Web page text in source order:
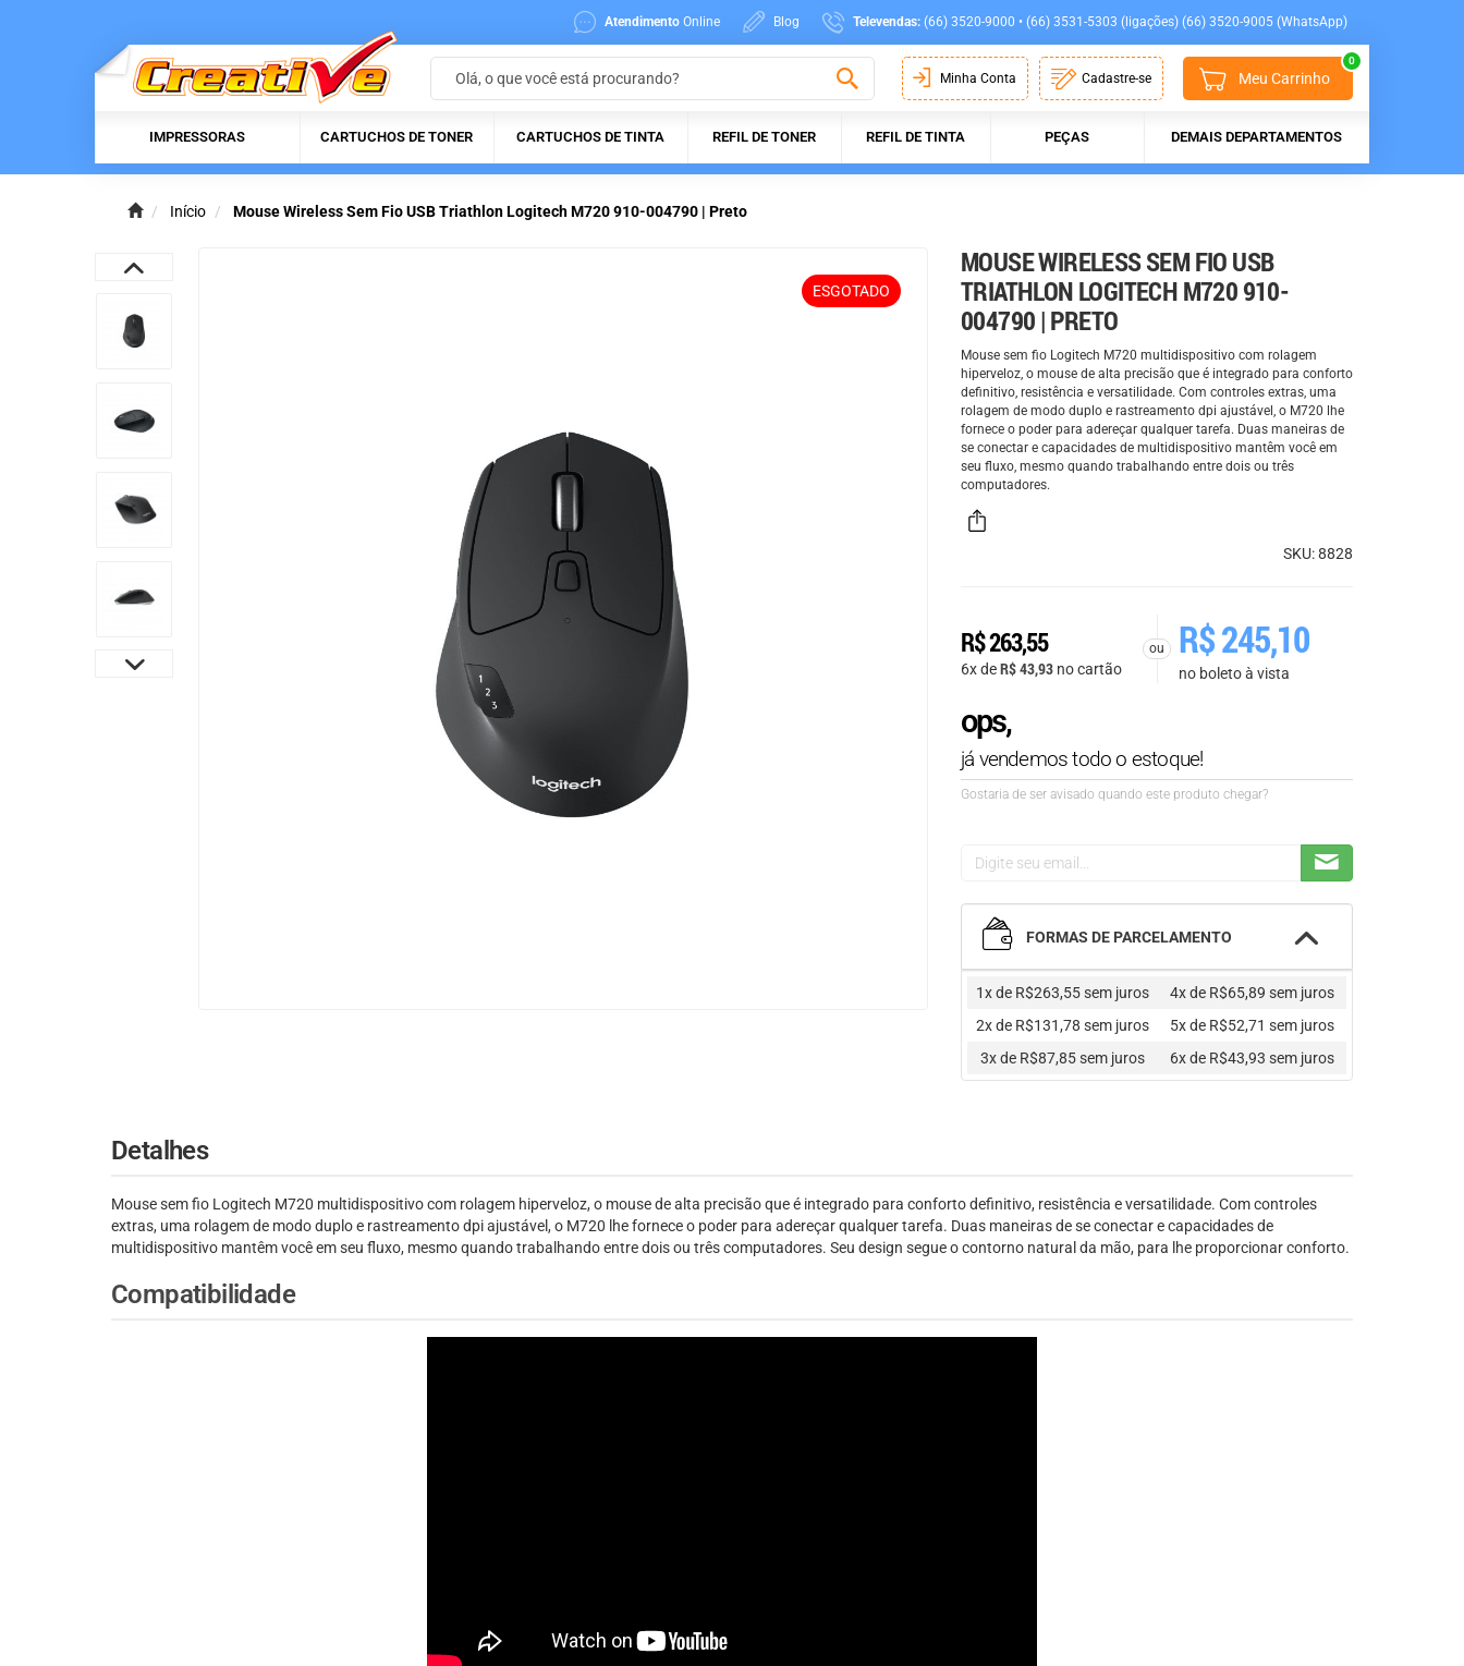
Atendimento Online Blog Televendas: (66) 3520-9000 • (66) 3531-5303 (ligações) (66) 3520-9005 (WhatsApp)
Minha Conta Cadastre-se Meu Carrinho
0
IMPRESSORAS CARTUCHOS DE TONER CARTUCHOS DE TINTA REFIL DE TONER REFIL DE TINTA PEÇAS DEMAIS DEPARTAMENTOS
Início Mouse Wireless Sem Fio USB Triathlon Logitech M720 910-004790 | Preto
ESGOTADO
MOUSE WIRELESS SEM FIO USB
TRIATHLON LOGITECH M720 910-
004790 | PRETO
Mouse sem fio Logitech M720 multidispositivo com rolagem
hiperveloz, o mouse de alta precisão que é integrado para conforto
definitivo, resistência e versatilidade. Com controles extras, uma
rolagem de modo duplo e rastreamento dpi ajustável, o M720 lhe
fornece o poder para adereçar qualquer tarefa. Duas maneiras de
se conectar e capacidades de multidispositivo mantêm você em
seu fluxo, mesmo quando trabalhando entre dois ou três
computadores.
SKU: 8828
R$263,55
6x deR$43,93 no cartão
ou R$245,10
no boleto à vista
ops,
já vendemos todo o estoque!
Gostaria de ser avisado quando este produto chegar?
FORMAS DE PARCELAMENTO
1x de R$263,55sem juros
2x de R$131,78 sem juros
3x de R$87,85sem juros
4x de R$65,89 sem juros
5x de R$52,71 sem juros
6x de R$43,93 sem juros
Detalhes
Mouse sem fio Logitech M720 multidispositivo com rolagem hiperveloz, o mouse de alta precisão que é integrado para conforto definitivo, resistência e versatilidade. Com controles
extras, uma rolagem de modo duplo e rastreamento dpi ajustável, o M720 lhe fornece o poder para adereçar qualquer tarefa. Duas maneiras de se conectar e capacidades de
multidispositivo mantêm você em seu fluxo, mesmo quando trabalhando entre dois ou três computadores. Seu design segue o contorno natural da mão, para lhe proporcionar conforto.
Compatibilidade